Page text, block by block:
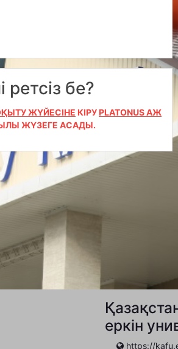
ретсіз бе?
ЖҮЙЕСІНЕ КІРУ PLATONUS АЖ
ЖҮЗЕГЕ АСАДЫ.
еркін
https://